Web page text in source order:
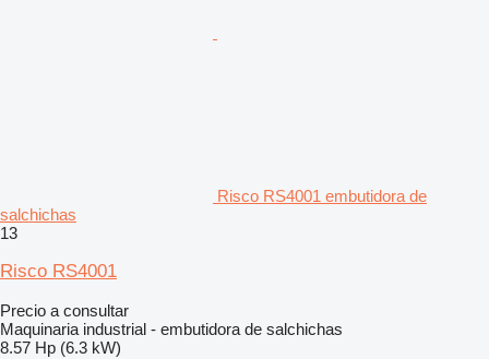
Risco RS4001 embutidora de
salchichas
13
Risco RS4001
Precio a consultar
Maquinaria industrial - embutidora de salchichas
8.57 Hp (6.3 kW)